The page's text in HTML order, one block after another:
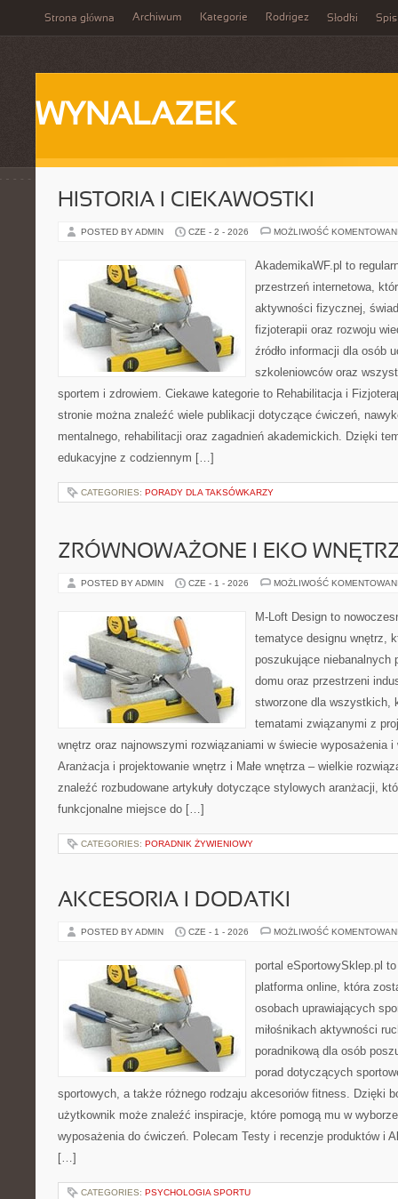
Strona główna Archiwum Kategorie Rodrigez Słodki Spis
WYNALAZEK
HISTORIA I CIEKAWOSTKI
POSTED BY ADMIN CZE - 2 - 2026 MOŻLIWOŚĆ
AkademikaWF.pl to
przestrzeń internetowa,
aktywności fizycznej,
fizjoterapii oraz rozwoju
źródło informacji dla osób
szkoleniowców oraz
sportem i zdrowiem. Ciekawe kategorie to Rehabilitacja i
stronie można znaleźć wiele publikacji dotyczące ćwiczeń,
mentalnego, rehabilitacji oraz zagadnień akademickich. Dzięki
edukacyjne z codziennym […]
CATEGORIES: PORADY DLA TAKSÓWKARZY
ZRÓWNOWAŻONE I EKO
POSTED BY ADMIN CZE - 1 - 2026 MOŻLIWOŚĆ
M-Loft Design to
tematyce designu wnętrz,
poszukujące niebanalnych
domu oraz przestrzeni
stworzone dla wszystkich,
tematami związanymi z
wnętrz oraz najnowszymi rozwiązaniami w świecie wyposażenia
Aranżacja i projektowanie wnętrz i Małe wnętrza – wielkie
znaleźć rozbudowane artykuły dotyczące stylowych aranżacji,
funkcjonalne miejsce do […]
CATEGORIES: PORADNIK ŻYWIENIOWY
AKCESORIA I DODATKI
POSTED BY ADMIN CZE - 1 - 2026 MOŻLIWOŚĆ
portal eSportowySklep.pl
platforma online, która
osobach uprawiających
miłośnikach aktywności
poradnikową dla osób
porad dotyczących
sportowych, a także różnego rodzaju akcesoriów fitness. Dzięki
użytkownik może znaleźć inspiracje, które pomogą mu w
wyposażenia do ćwiczeń. Polecam Testy i recenzje produktów i
[…]
CATEGORIES: PSYCHOLOGIA SPORTU